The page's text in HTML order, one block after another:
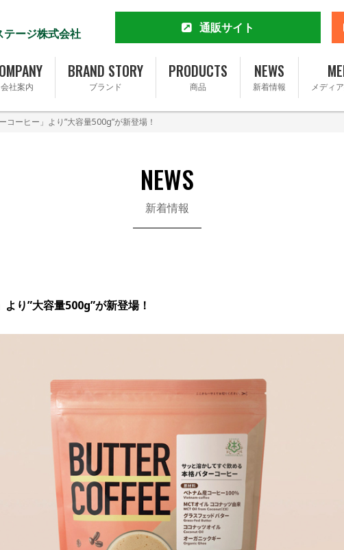
テージ株式会社 通販サイト
公式通販サイト
楽天市場店
Yahoo!ショッピング店
Amazon
会社案内
BRAND STORY
ブランド
PRODUCTS
商品
NEWS
新着情報 メディ
ーヒー」より”大容量500g”が新登場！
NEWS
新着情報
り”大容量500g”が新登場！